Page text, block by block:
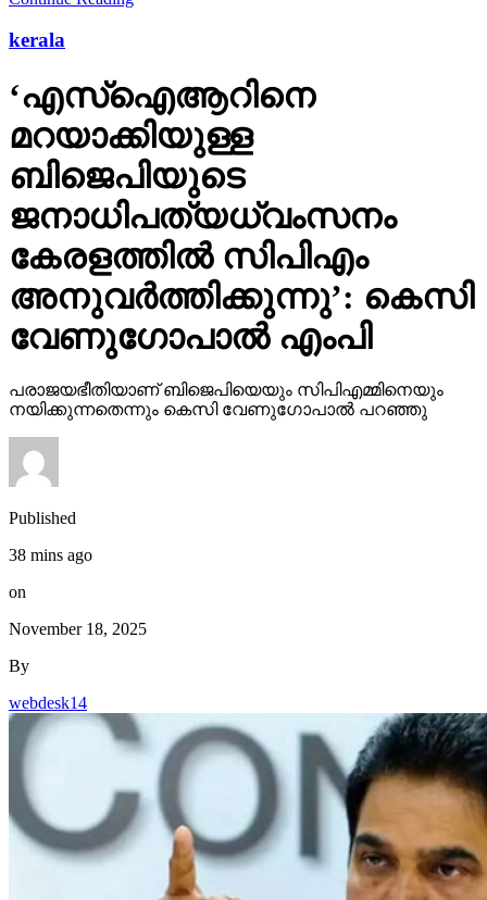
kerala
‘എസ്‌ഐആറിനെ
മറയാക്കിയുള്ള
ബിജെപിയുടെ
ജനാധിപത്യധ്വംസനം
കേരളത്തില്‍ സിപിഎം
അനുവര്‍ത്തിക്കുന്നു’: കെസി
വേണുഗോപാല്‍ എംപി
പരാജയഭീതിയാണ് ബിജെപിയെയും സിപിഎമ്മിനെയും
നയിക്കുന്നതെന്നും കെസി വേണുഗോപാല്‍ പറഞ്ഞു
Published
38 mins ago
on
November 18, 2025
By
webdesk14